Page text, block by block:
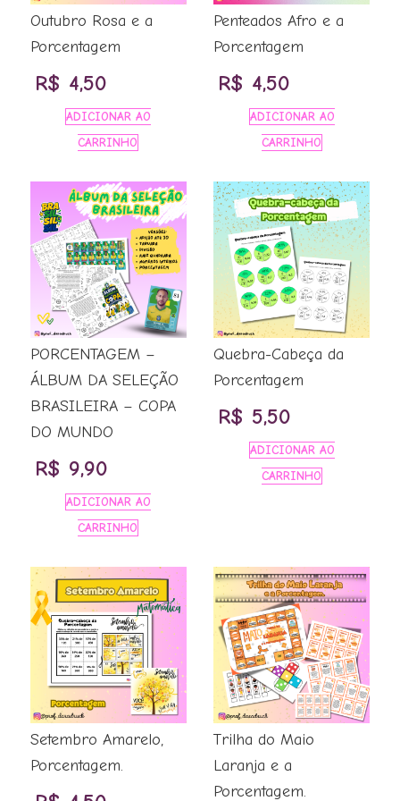
Outubro Rosa e a
Porcentagem
R$ 4,50
ADICIONAR AO
CARRINHO
Penteados Afro e a
Porcentagem
R$ 4,50
ADICIONAR AO
CARRINHO
PORCENTAGEM –
ÁLBUM DA SELEÇÃO
BRASILEIRA – COPA
DO MUNDO
R$ 9,90
ADICIONAR AO
CARRINHO
Quebra-Cabeça da
Porcentagem
R$ 5,50
ADICIONAR AO
CARRINHO
Setembro Amarelo,
Porcentagem.
Trilha do Maio
Laranja e a
Porcentagem.